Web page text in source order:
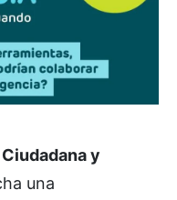
y
una